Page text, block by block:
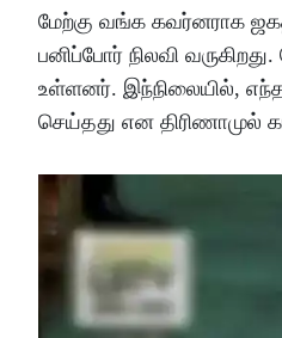
மேற்கு வங்க கவர்னராக
பனிப்போர் நிலவி
உள்ளனர். இந்நிலையில்,
செய்தது என திரிணாமுல்